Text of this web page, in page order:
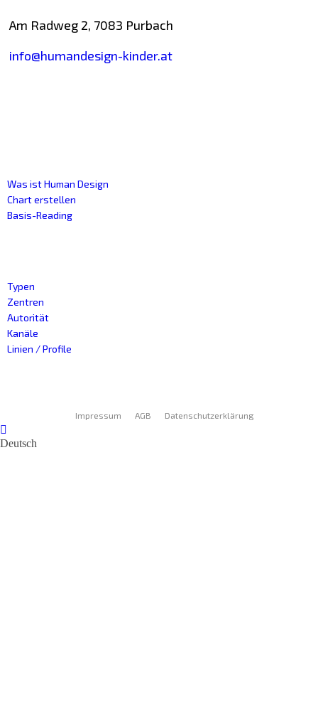
Am Radweg 2, 7083 Purbach
info@humandesign-kinder.at
Was ist Human Design
Chart erstellen
Basis-Reading
Typen
Zentren
Autorität
Kanäle
Linien / Profile
Impressum AGB Datenschutzerklärung
Deutsch